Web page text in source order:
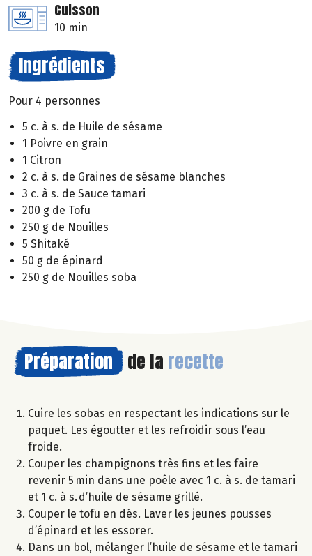
Cuisson
10 min
Ingrédients
Pour 4 personnes
5 c. à s. de Huile de sésame
1 Poivre en grain
1 Citron
2 c. à s. de Graines de sésame blanches
3 c. à s. de Sauce tamari
200 g de Tofu
250 g de Nouilles
5 Shitaké
50 g de épinard
250 g de Nouilles soba
Préparation de la recette
Cuire les sobas en respectant les indications sur le
paquet. Les égoutter et les refroidir sous l’eau
froide.
Couper les champignons très fins et les faire
revenir 5 min dans une poêle avec 1 c. à s. de tamari
et 1 c. à s. d’huile de sésame grillé.
Couper le tofu en dés. Laver les jeunes pousses
d’épinard et les essorer.
Dans un bol, mélanger l’huile de sésame et le tamari